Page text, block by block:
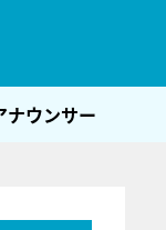
ナウンサー